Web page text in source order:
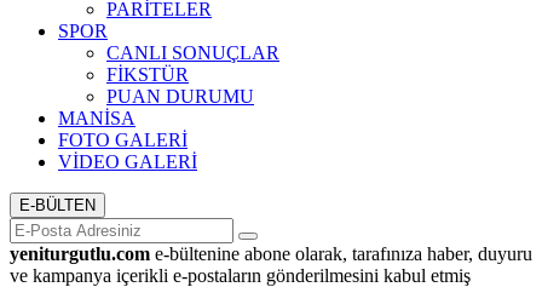
PARİTELER
SPOR
CANLI SONUÇLAR
FİKSTÜR
PUAN DURUMU
MANİSA
FOTO GALERİ
VİDEO GALERİ
E-BÜLTEN
yeniturgutlu.com e-bültenine abone olarak, tarafınıza haber, duyuru
ve kampanya içerikli e-postaların gönderilmesini kabul etmiş